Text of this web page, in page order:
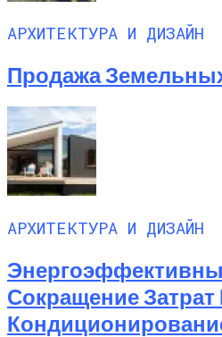
АРХИТЕКТУРА И ДИЗАЙН
Продажа
АРХИТЕКТУРА И ДИЗАЙН
Сокращение